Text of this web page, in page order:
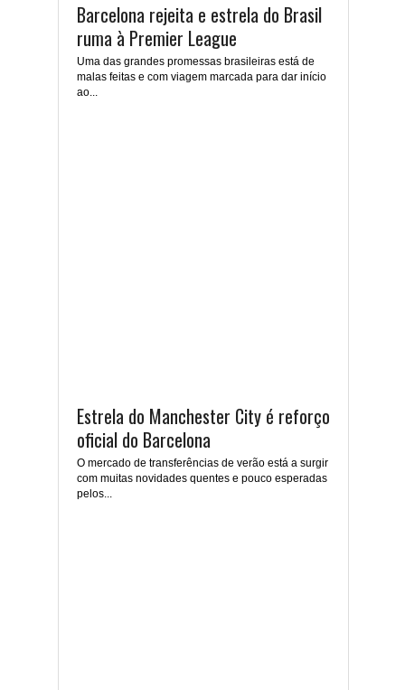
Barcelona rejeita e estrela do Brasil
ruma à Premier League
Uma das grandes promessas brasileiras está de
malas feitas e com viagem marcada para dar início
ao...
Estrela do Manchester City é reforço
oficial do Barcelona
O mercado de transferências de verão está a surgir
com muitas novidades quentes e pouco esperadas
pelos...